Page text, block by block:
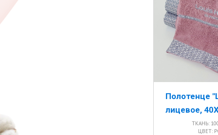
Полотенце
лицевое,
ТКАНЬ:
ЦВЕТ: